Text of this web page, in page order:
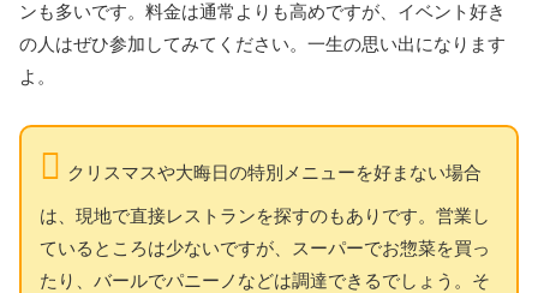
ンも多いです。料金は通常よりも高めですが、イベント好き
の人はぜひ参加してみてください。一生の思い出になります
よ。
クリスマスや大晦日の特別メニューを好まない場合
は、現地で直接レストランを探すのもありです。営業し
ているところは少ないですが、スーパーでお惣菜を買っ
たり、バールでパニーノなどは調達できるでしょう。そ